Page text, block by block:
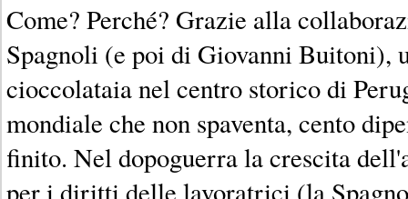
Come? Perché? Grazie alla
Spagnoli (e poi di Giovanni Buitoni),
cioccolataia nel centro storico di
mondiale che non spaventa, cento
finito. Nel dopoguerra la crescita
per i diritti delle lavoratrici (la